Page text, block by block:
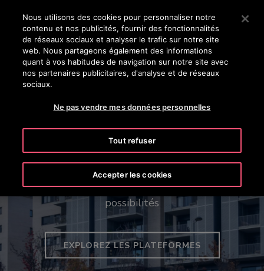
Appuyez sur Entrée pour passer au contenu principal
RECHERCHER
La gamme Otis Robust™
Spécialement conçue pour les centres de données
et les infrastructures critiques les plus exigeants
au monde
DÉCOUVREZ NOS ASCENSEURS À USAGE
INTENSIF
Les plateformes Gen3™ et Gen360™
Une gamme connectée, de nombreuses
possibilités
EXPLOREZ LES PLATEFORMES
Nous utilisons des cookies pour personnaliser notre
contenu et nos publicités, fournir des fonctionnalités
de réseaux sociaux et analyser le trafic sur notre site
web. Nous partageons également des informations
quant à vos habitudes de navigation sur notre site avec
nos partenaires publicitaires, d'analyse et de réseaux
sociaux.
Ne pas vendre mes données personnelles
Tout refuser
Accepter les cookies